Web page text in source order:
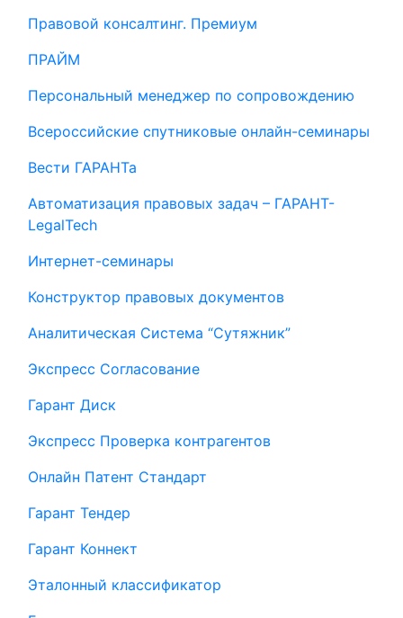
Правовой консалтинг. Премиум
ПРАЙМ
Персональный менеджер по сопровождению
Всероссийские спутниковые онлайн-семинары
Вести ГАРАНТа
Автоматизация правовых задач – ГАРАНТ-
LegalTech
Интернет-семинары
Конструктор правовых документов
Аналитическая Система “Сутяжник”
Экспресс Согласование
Гарант Диск
Экспресс Проверка контрагентов
Онлайн Патент Стандарт
Гарант Тендер
Гарант Коннект
Эталонный классификатор